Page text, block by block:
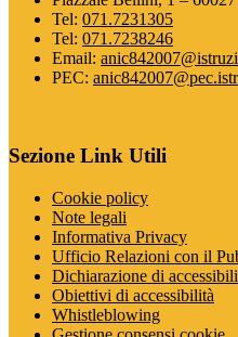
Tel: 071.7231305
Tel: 071.7238246
Email:
PEC:
Sezione Link Utili
Cookie policy
Note legali
Informativa Privacy
Ufficio Relazioni con il
Dichiarazione di
Obiettivi di accessibilità
Whistleblowing